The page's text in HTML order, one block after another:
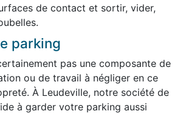
de contact et sortir, vider,
parking
pas une composante de
ou de travail à négliger en ce
À Leudeville, notre société de
à garder votre parking aussi